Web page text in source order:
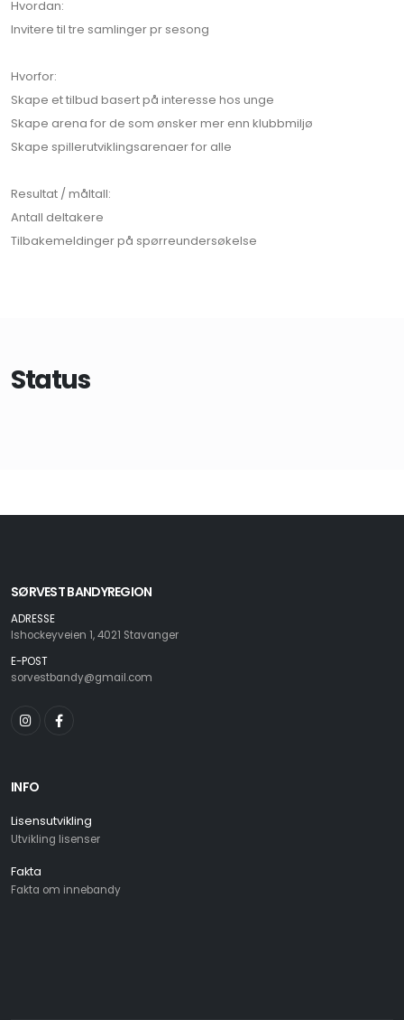
Hvordan:
Invitere til tre samlinger pr sesong
Hvorfor:
Skape et tilbud basert på interesse hos unge
Skape arena for de som ønsker mer enn klubbmiljø
Skape spillerutviklingsarenaer for alle
Resultat / måltall:
Antall deltakere
Tilbakemeldinger på spørreundersøkelse
Status
SØRVEST BANDYREGION
ADRESSE
Ishockeyveien 1, 4021 Stavanger
E-POST
sorvestbandy@gmail.com
INFO
Lisensutvikling
Utvikling lisenser
Fakta
Fakta om innebandy